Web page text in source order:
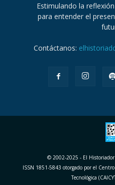
Estimulando la
para entender el
Contáctanos:
© 2002-2025 - El
ISSN 1851-5843 otorgado por el
Tecnológica